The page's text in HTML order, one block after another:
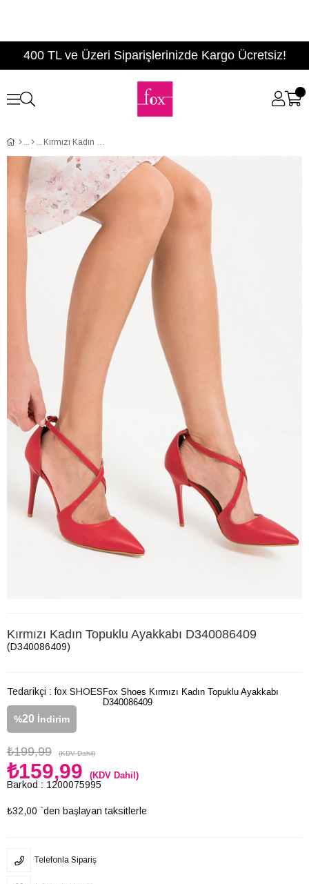
400 TL ve Üzeri Siparişlerinizde Kargo Ücretsiz!
Kırmızı Kadın Topuklu Ayakkabı D340086409
Kırmızı Kadın Topuklu Ayakkabı D340086409
(D340086409)
Tedarikçi : fox SHOES
%20 İndirim
₺199,99 (KDV Dahil)
₺159,99 (KDV Dahil)
Barkod : 1200075995
₺32,00 `den başlayan taksitlerle
Fox Shoes Kırmızı Kadın Topuklu Ayakkabı
D340086409
Telefonla Sipariş